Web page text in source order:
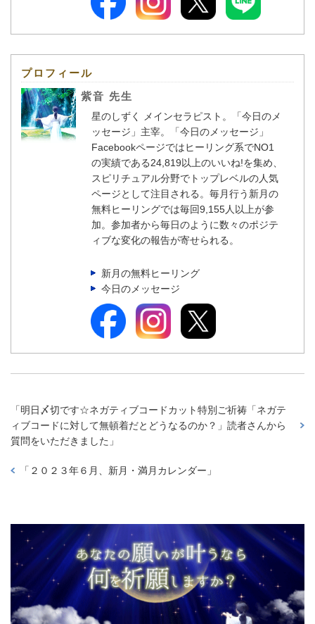
プロフィール
紫音 先生
星のしずく メインセラピスト。「今日のメ
ッセージ」主宰。「今日のメッセージ」
Facebookページではヒーリング系でNO1
の実績である24,819以上のいいね!を集め、
スピリチュアル分野でトップレベルの人気
ページとして注目される。毎月行う新月の
無料ヒーリングでは毎回9,155人以上が参
加。参加者から毎日のように数々のポジテ
ィブな変化の報告が寄せられる。
新月の無料ヒーリング
今日のメッセージ
「明日〆切です☆ネガティブコードカット特別ご祈祷「ネガテ
ィブコードに対して無頓着だとどうなるのか？」読者さんから
質問をいただきました 」
「 ２０２３年６月、新月・満月カレンダー 」